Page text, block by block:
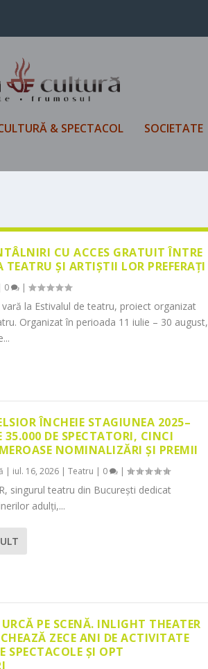
& SPECTACOL SOCIETATE
CU ACCES GRATUIT ÎNTRE
ȘI ARTIȘTII LOR PREFERAȚI
0 |
la Estivalul de teatru, proiect organizat
Organizat în perioada 11 iulie – 30 august,
ÎNCHEIE STAGIUNEA 2025–
35.000 DE SPECTATORI, CINCI
NOMINALIZĂRI ȘI PREMII
| iul. 16, 2026| Teatru | 0 |
singurul teatru din București dedicat
adulți,...
PE SCENĂ. INLIGHT THEATER
ZECE ANI DE ACTIVITATE
SPECTACOLE ȘI OPT